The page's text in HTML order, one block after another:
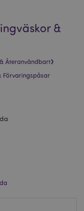
&
Återanvändbart›
Förvaringspåsar